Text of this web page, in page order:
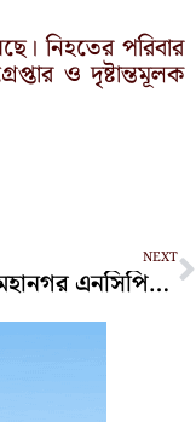
নিহতের পরিবার
ও দৃষ্টান্তমূলক
NEXT
চট্টগ্রাম মহানগর এনসিপির আহ্বায়ক-সদস্যসচিবকে শোকজ